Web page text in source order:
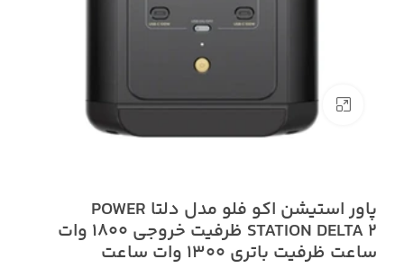
بزرگنمایی تصویر
پاور استیشن اکو فلو مدل دلتا POWER
STATION DELTA 2 ظرفیت خروجی 1800 وات
ساعت ظرفیت باتری 1300 وات ساعت